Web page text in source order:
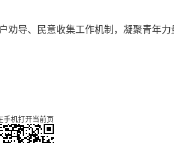
导、民意收集工作机制，凝聚青年
手机打开当前页